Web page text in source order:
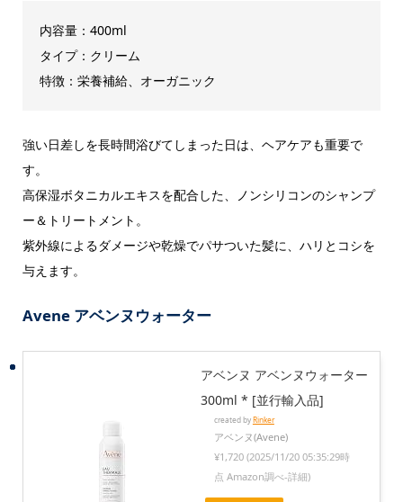
内容量：400ml
タイプ：クリーム
特徴：栄養補給、オーガニック
強い日差しを長時間浴びてしまった日は、ヘアケアも重要で
す。
高保湿ボタニカルエキスを配合した、ノンシリコンのシャンプ
ー＆トリートメント。
紫外線によるダメージや乾燥でパサついた髪に、ハリとコシを
与えます。
Avene アベンヌウォーター
アベンヌ アベンヌウォーター
300ml * [並行輸入品]
created byRinker
アベンヌ(Avene)
¥1,720 (2025/11/20 05:35:29時
点 Amazon調べ-詳細)